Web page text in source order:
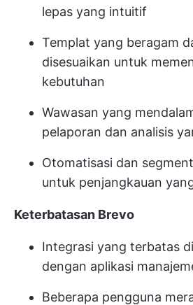
lepas yang intuitif
Templat yang beragam
disesuaikan untuk
kebutuhan
Wawasan yang
pelaporan dan analisis
Otomatisasi dan
untuk penjangkauan
Keterbatasan Brevo
Integrasi yang terbatas
dengan aplikasi
Beberapa pengguna